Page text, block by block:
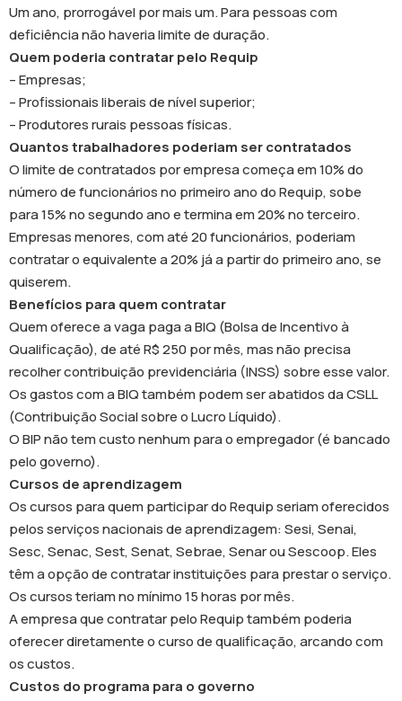
Um ano, prorrogável por mais um. Para pessoas com
deficiência não haveria limite de duração.
Quem poderia contratar pelo Requip
– Empresas;
– Profissionais liberais de nível superior;
– Produtores rurais pessoas físicas.
Quantos trabalhadores poderiam ser contratados
O limite de contratados por empresa começa em 10% do
número de funcionários no primeiro ano do Requip, sobe
para 15% no segundo ano e termina em 20% no terceiro.
Empresas menores, com até 20 funcionários, poderiam
contratar o equivalente a 20% já a partir do primeiro ano, se
quiserem.
Benefícios para quem contratar
Quem oferece a vaga paga a BIQ (Bolsa de Incentivo à
Qualificação), de até R$ 250 por mês, mas não precisa
recolher contribuição previdenciária (INSS) sobre esse valor.
Os gastos com a BIQ também podem ser abatidos da CSLL
(Contribuição Social sobre o Lucro Líquido).
O BIP não tem custo nenhum para o empregador (é bancado
pelo governo).
Cursos de aprendizagem
Os cursos para quem participar do Requip seriam oferecidos
pelos serviços nacionais de aprendizagem: Sesi, Senai,
Sesc, Senac, Sest, Senat, Sebrae, Senar ou Sescoop. Eles
têm a opção de contratar instituições para prestar o serviço.
Os cursos teriam no mínimo 15 horas por mês.
A empresa que contratar pelo Requip também poderia
oferecer diretamente o curso de qualificação, arcando com
os custos.
Custos do programa para o governo